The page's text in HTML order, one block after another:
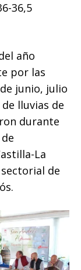
36,5
año
por las
junio, julio
lluvias de
durante
La
de